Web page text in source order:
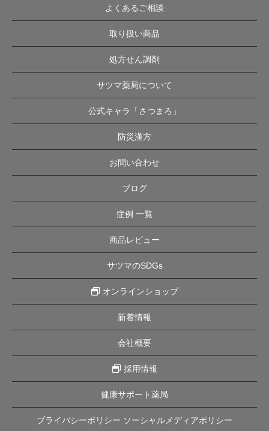
よくあるご相談
取り扱い商品
処方せん調剤
サツマ薬局について
公式キャラ「さつまろ」
防災漢方
お問い合わせ
ブログ
症例 一覧
商品レビュー
サツマのSDGs
オンラインショップ
新着情報
会社概要
採用情報
健康サポート薬局
プライバシーポリシー ソーシャルメディアポリシー